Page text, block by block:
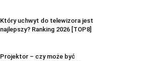
Który uchwyt do telewizora jest
najlepszy? Ranking 2026 [TOP8]
Projektor – czy może być